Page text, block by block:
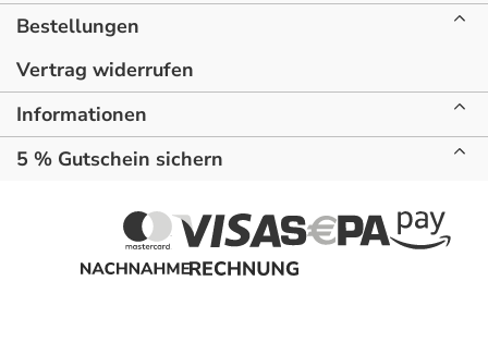
Bestellungen
Vertrag widerrufen
Informationen
5 % Gutschein sichern